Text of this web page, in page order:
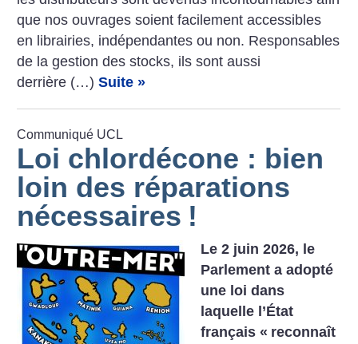
que nos ouvrages soient facilement accessibles
en librairies, indépendantes ou non. Responsables
de la gestion des stocks, ils sont aussi
derrière (…)Suite »
Communiqué UCL
Loi chlordécone : bien
loin des réparations
nécessaires !
Le 2 juin 2026, le
Parlement a adopté
une loi dans
laquelle l’État
français « reconnaît